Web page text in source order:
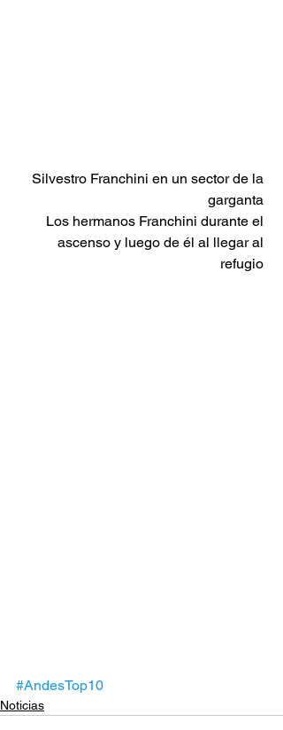
garganta
ascenso y luego de él al llegar al
refugio
#AndesTop10
Noticias